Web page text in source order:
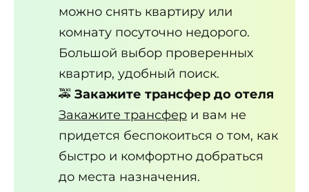
можно снять квартиру или
комнату посуточно недорого.
Большой выбор проверенных
квартир, удобный поиск.
🚕 Закажите трансфер до отеля
Закажите трансфер и вам не
придется беспокоиться о том, как
быстро и комфортно добраться
до места назначения.